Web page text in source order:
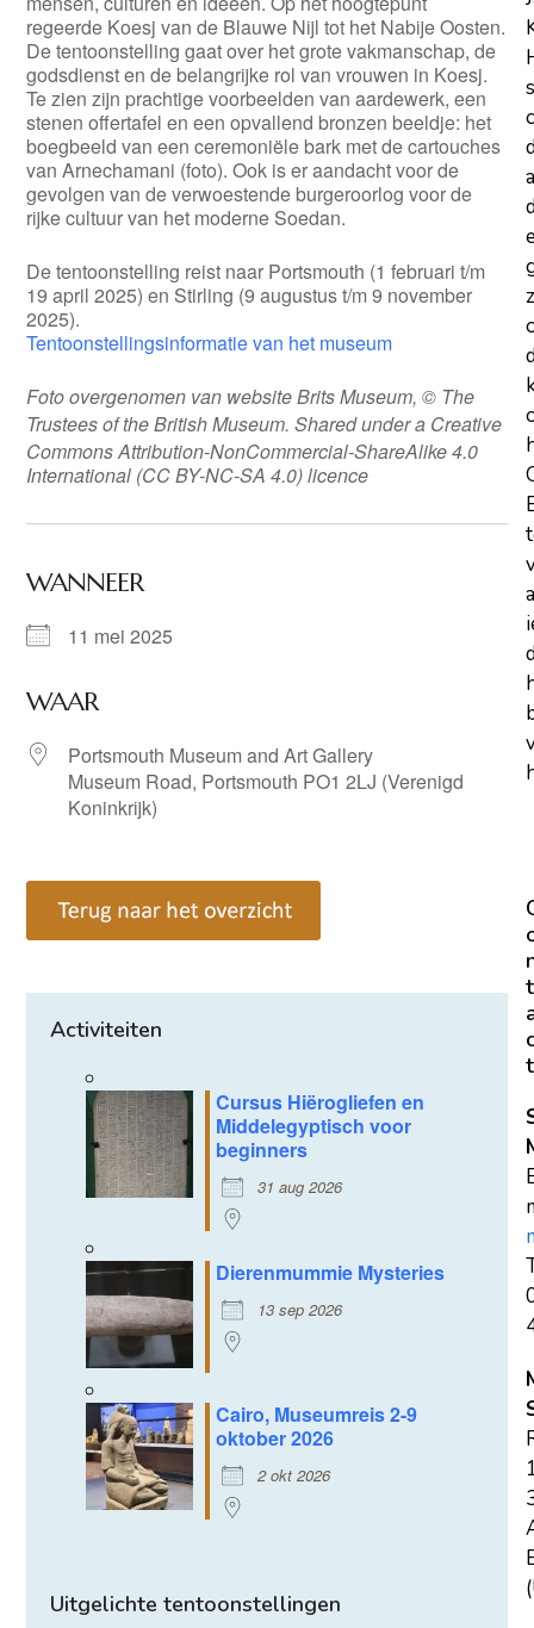
regeerde Koesj van de Blauwe Nijl tot het Nabije Oosten.
De tentoonstelling gaat over het grote vakmanschap, de
godsdienst en de belangrijke rol van vrouwen in Koesj.
Te zien zijn prachtige voorbeelden van aardewerk, een
stenen offertafel en een opvallend bronzen beeldje: het
boegbeeld van een ceremoniële bark met de cartouches
van Arnechamani (foto). Ook is er aandacht voor de
gevolgen van de verwoestende burgeroorlog voor de
rijke cultuur van het moderne Soedan.
De tentoonstelling reist naar Portsmouth (1 februari t/m
19 april 2025) en Stirling (9 augustus t/m 9 november
2025).
Tentoonstellingsinformatie van het museum
Foto overgenomen van website Brits Museum, © The
Trustees of the British Museum. Shared under a Creative
Commons Attribution-NonCommercial-ShareAlike 4.0
International (CC BY-NC-SA 4.0) licence
WANNEER
11 mei 2025
WAAR
Portsmouth Museum and Art Gallery
Museum Road, Portsmouth PO1 2LJ (Verenigd
Koninkrijk)
Activiteiten
Cursus Hiërogliefen en
Middelegyptisch voor
beginners
31 aug 2026
Dierenmummie Mysteries
13 sep 2026
Cairo, Museumreis 2-9
oktober 2026
2 okt 2026
Uitgelichte tentoonstellingen
t
t